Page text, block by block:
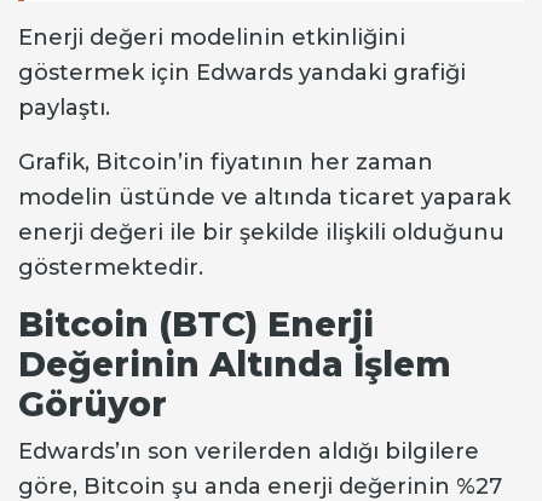
Enerji değeri modelinin etkinliğini
göstermek için Edwards yandaki grafiği
paylaştı.
Grafik, Bitcoin’in fiyatının her zaman
modelin üstünde ve altında ticaret yaparak
enerji değeri ile bir şekilde ilişkili olduğunu
göstermektedir.
Bitcoin (BTC) Enerji
Değerinin Altında İşlem
Görüyor
Edwards’ın son verilerden aldığı bilgilere
göre, Bitcoin şu anda enerji değerinin %27